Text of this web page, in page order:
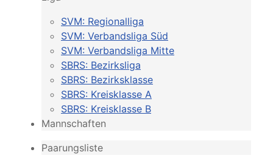
SVM: Regionalliga
SVM: Verbandsliga Süd
SVM: Verbandsliga Mitte
SBRS: Bezirksliga
SBRS: Bezirksklasse
SBRS: Kreisklasse A
SBRS: Kreisklasse B
Mannschaften
Paarungsliste